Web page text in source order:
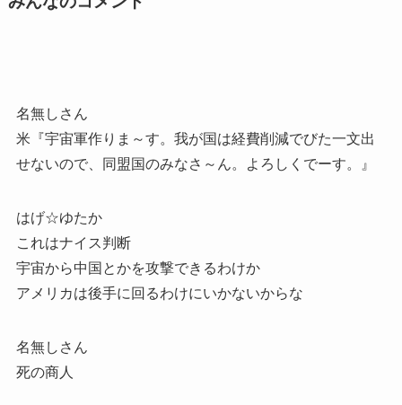
名無しさん
米『宇宙軍作りま～す。我が国は経費削減でびた一文出
せないので、同盟国のみなさ～ん。よろしくでーす。』
はげ☆ゆたか
これはナイス判断
宇宙から中国とかを攻撃できるわけか
アメリカは後手に回るわけにいかないからな
名無しさん
死の商人